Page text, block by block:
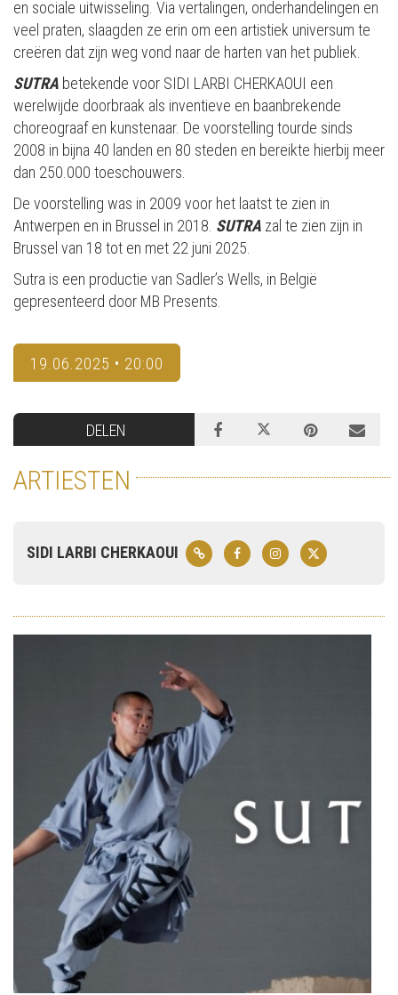
en sociale uitwisseling. Via vertalingen, onderhandelingen en
veel praten, slaagden ze erin om een artistiek universum te
creëren dat zijn weg vond naar de harten van het publiek.
SUTRA betekende voor SIDI LARBI CHERKAOUI een
werelwijde doorbraak als inventieve en baanbrekende
choreograaf en kunstenaar. De voorstelling tourde sinds
2008 in bijna 40 landen en 80 steden en bereikte hierbij meer
dan 250.000 toeschouwers.
De voorstelling was in 2009 voor het laatst te zien in
Antwerpen en in Brussel in 2018. SUTRA zal te zien zijn in
Brussel van 18 tot en met 22 juni 2025.
Sutra is een productie van Sadler’s Wells, in België
gepresenteerd door MB Presents.
19.06.2025 • 20:00
DELEN
ARTIESTEN
SIDI LARBI CHERKAOUI